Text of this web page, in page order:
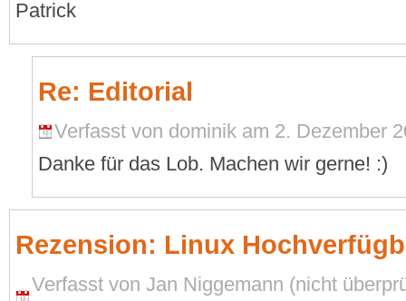
Patrick
Re: Editorial
Verfasst von dominik am 2. Dezember
Danke für das Lob. Machen wir gerne! :)
Rezension: Linux
Verfasst von Jan Niggemann (nicht